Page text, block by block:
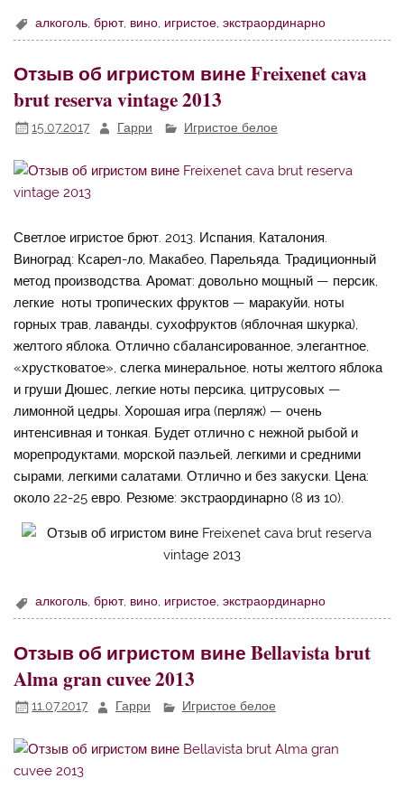
алкоголь ,брют, вино игристое ,экстраординарно
Отзыв об игристом вине Freixenet cava
brut reserva vintage 2013
15.07.2017 Гарри Игристое белое
Светлое игристое брют. 2013. Испания, Каталония.
Виноград: Ксарел-ло, Макабео, Парельяда. Традиционный
метод производства. Аромат: довольно мощный — персик,
легкие ноты тропических фруктов — маракуйи, ноты
горных трав, лаванды, сухофруктов (яблочная шкурка),
желтого яблока. Отлично сбалансированное, элегантное,
«хрустковатое», слегка минеральное, ноты желтого яблока
и груши Дюшес, легкие ноты персика, цитрусовых —
лимонной цедры. Хорошая игра (перляж) — очень
интенсивная и тонкая. Будет отлично с нежной рыбой и
морепродуктами, морской паэльей, легкими и средними
сырами, легкими салатами. Отлично и без закуски. Цена:
около 22-25 евро. Резюме: экстраординарно (8 из 10).
алкоголь ,брют, вино игристое ,экстраординарно
Отзыв об игристом вине Bellavista brut
Alma gran cuvee 2013
11.07.2017 Гарри Игристое белое